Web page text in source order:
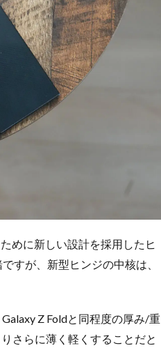
めに新しい設計を採用したヒ
すが、新型ヒンジの中核は、
Z Foldと同程度の厚み/重
さらに薄く軽くすることだと